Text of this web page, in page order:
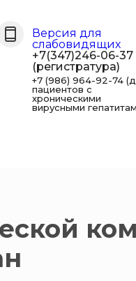
Версия для
слабовидящих
+7(347)246-06-37
(регистратура)
+7 (986) 964-92-74
пациентов с
хроническими
вирусными